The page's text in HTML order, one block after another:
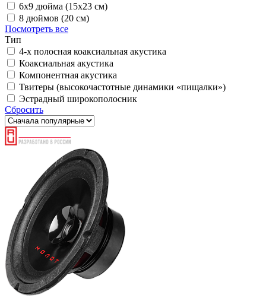
6х9 дюйма (15х23 см)
8 дюймов (20 см)
Посмотреть все
Тип
4-х полосная коаксиальная акустика
Коаксиальная акустика
Компонентная акустика
Твитеры (высокочастотные динамики «пищалки»)
Эстрадный широкополосник
Сбросить